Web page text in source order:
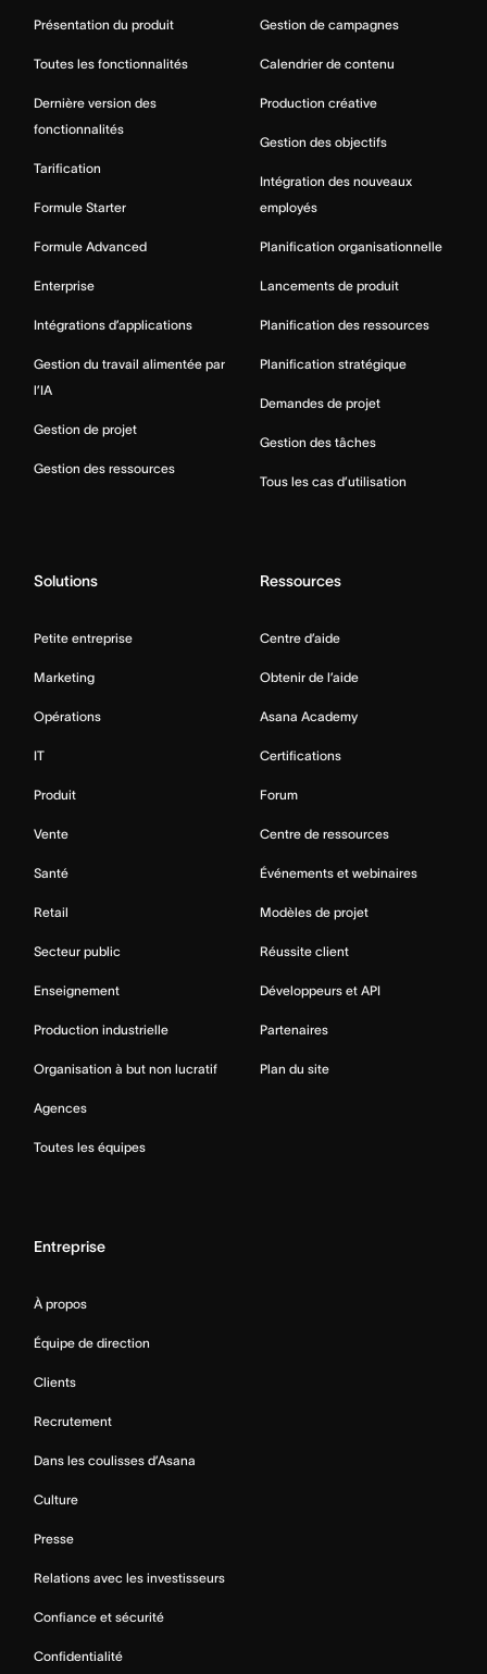
Présentation du produit
Toutes les fonctionnalités
Dernière version des
fonctionnalités
Tarification
Formule Starter
Formule Advanced
Enterprise
Intégrations d’applications
Gestion du travail alimentée par
l’IA
Gestion de projet
Gestion des ressources
Gestion de campagnes
Calendrier de contenu
Production créative
Gestion des objectifs
Intégration des nouveaux
employés
Planification organisationnelle
Lancements de produit
Planification des ressources
Planification stratégique
Demandes de projet
Gestion des tâches
Tous les cas d’utilisation
Solutions
Petite entreprise
Marketing
Opérations
IT
Produit
Vente
Santé
Retail
Secteur public
Enseignement
Production industrielle
Organisation à but non lucratif
Agences
Toutes les équipes
Ressources
Centre d’aide
Obtenir de l’aide
Asana Academy
Certifications
Forum
Centre de ressources
Événements et webinaires
Modèles de projet
Réussite client
Développeurs et API
Partenaires
Plan du site
Entreprise
À propos
Équipe de direction
Clients
Recrutement
Dans les coulisses d’Asana
Culture
Presse
Relations avec les investisseurs
Confiance et sécurité
Confidentialité